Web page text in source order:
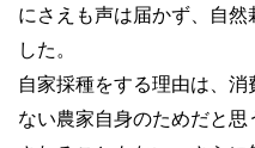
にさえも声は届かず、自
した。
自家採種をする理由は、
ない農家自身のためだと